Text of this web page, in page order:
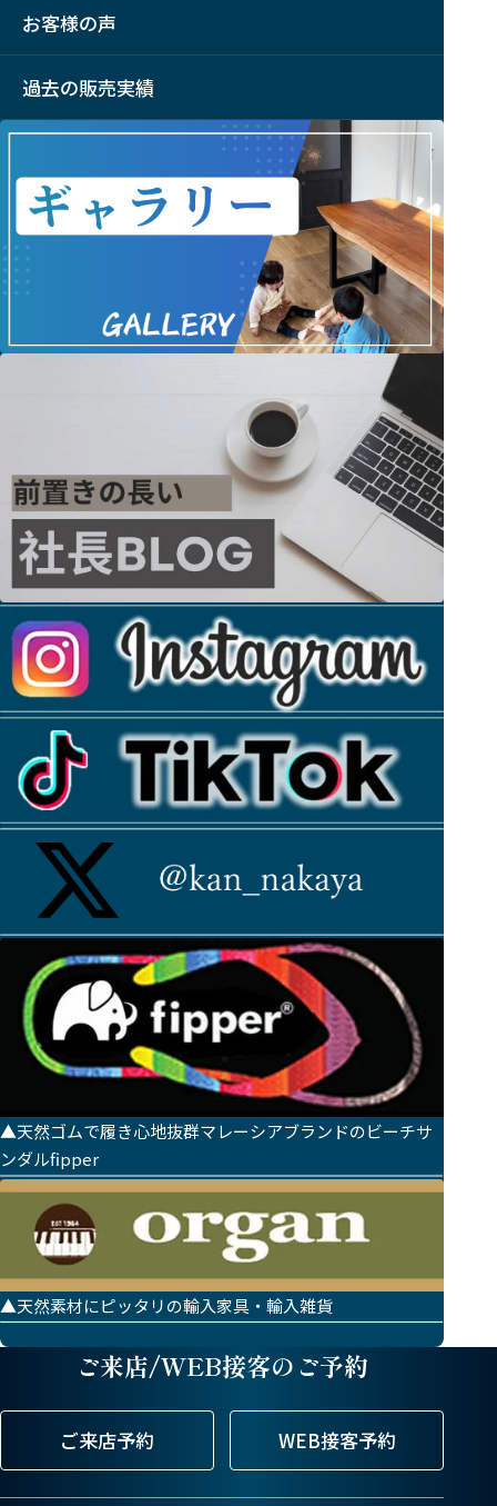
お客様の声
過去の販売実績
▲天然ゴムで履き心地抜群マレーシアブランドのビーチサ
ンダルfipper
▲天然素材にピッタリの輸入家具・輸入雑貨
ご来店/WEB接客のご予約
ご来店予約 WEB接客予約